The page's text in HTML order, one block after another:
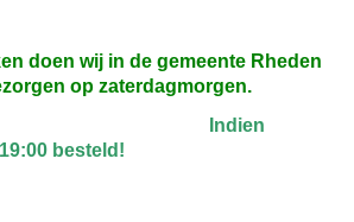
doen wij in de gemeente Rheden
op zaterdagmorgen.
Indien
besteld!